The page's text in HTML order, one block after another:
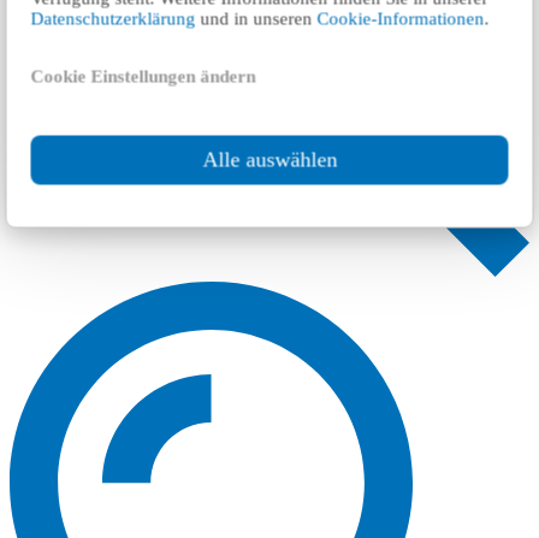
Datenschutzerklärung und in unserenCookie-Informationen.
Cookie Einstellungen ändern
Alle auswählen